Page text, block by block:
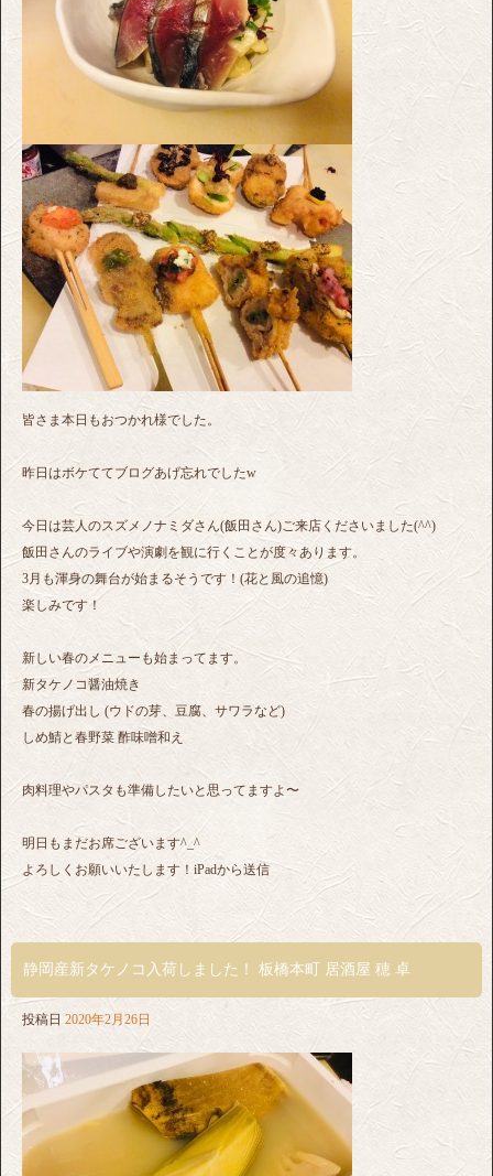
皆さま本日もおつかれ様でした。
昨日はボケててブログあげ忘れでしたw
今日は芸人のスズメノナミダさん(飯田さん)ご来店くださいました(^^)
飯田さんのライブや演劇を観に行くことが度々あります。
3月も渾身の舞台が始まるそうです！(花と風の追憶)
楽しみです！
新しい春のメニューも始まってます。
新タケノコ醤油焼き
春の揚げ出し (ウドの芽、豆腐、サワラなど)
しめ鯖と春野菜 酢味噌和え
肉料理やパスタも準備したいと思ってますよ〜
明日もまだお席ございます^_^
よろしくお願いいたします！iPadから送信
静岡産新タケノコ入荷しました！ 板橋本町 居酒屋 穂 卓
投稿日 2020年2月26日